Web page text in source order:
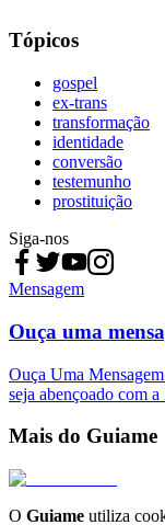
Tópicos
gospel
ex-trans
transformação
identidade
conversão
testemunho
prostituição
Siga-nos
Mensagem
Ouça uma
Ouça Uma
seja abençoado com
Mais do Guiame
O Guiame utiliza